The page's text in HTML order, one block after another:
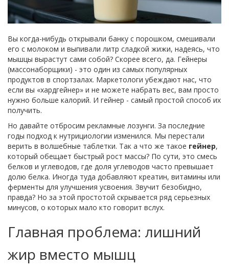
Вы когда-нибудь открывали банку с порошком, смешивали
его с молоком и выпивали литр сладкой жижи, надеясь, что
мышцы вырастут сами собой? Скорее всего, да. Гейнеры
(массонаборщики) - это один из самых популярных
продуктов в спортзалах. Маркетологи убеждают нас, что
если вы «хардгейнер» и не можете набрать вес, вам просто
нужно больше калорий. И гейнер - самый простой способ их
получить.
Но давайте отбросим рекламные лозунги. За последние
годы подход к нутрициологии изменился. Мы перестали
верить в волшебные таблетки. Так а что же такое гейнер,
который обещает быстрый рост массы? По сути, это смесь
белков и углеводов, где доля углеводов часто превышает
долю белка. Иногда туда добавляют креатин, витамины или
ферменты для улучшения усвоения. Звучит безобидно,
правда? Но за этой простотой скрывается ряд серьезных
минусов, о которых мало кто говорит вслух.
Главная проблема: лишний
жир вместо мышц